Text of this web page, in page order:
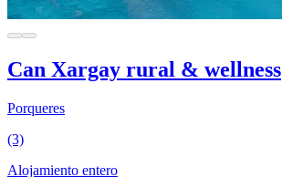
Can Xargay rural & wellness
Porqueres
(3)
Alojamiento entero